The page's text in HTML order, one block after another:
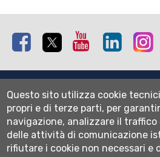
Facebook Twitter Youtube
Mappa del sito
Normativa cookie
Informativa privacy
Cookie settings
Questo sito utilizza cookie
propri e di terze parti, per
navigazione, analizzare il traffico
delle attività di comunicazione
rifiutare i cookie non necessari e